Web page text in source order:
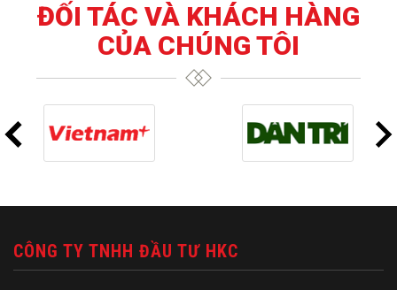
ĐỐI TÁC VÀ KHÁCH HÀNG
CỦA CHÚNG TÔI
CÔNG TY TNHH ĐẦU TƯ HKC